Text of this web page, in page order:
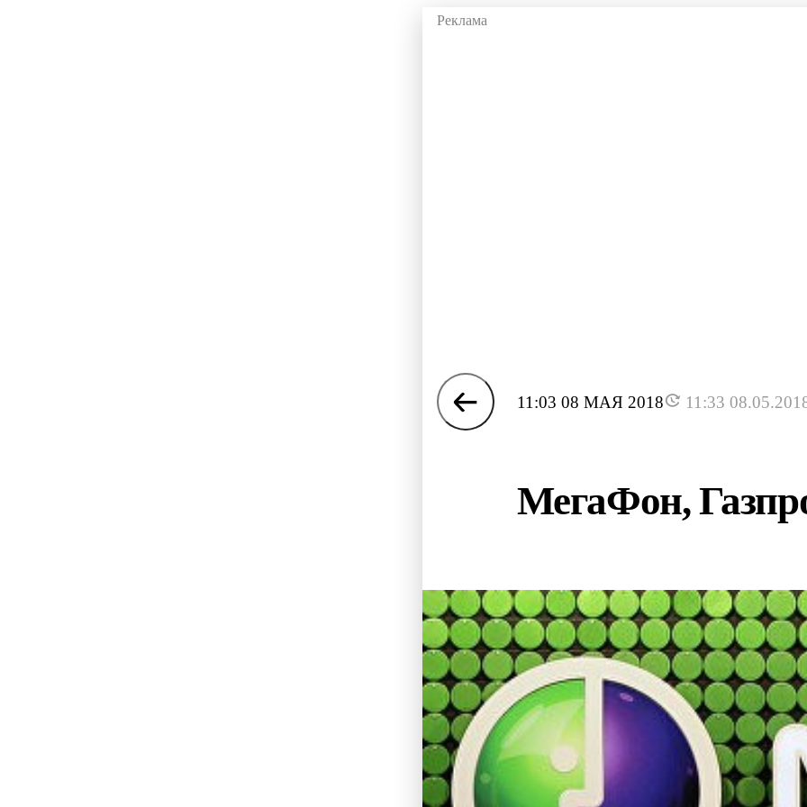
11:03 08 МАЯ 2018 11:33
МегаФон,